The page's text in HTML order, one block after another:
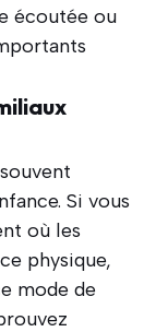
écoutée ou
Si vous
où les
physique,
mode de